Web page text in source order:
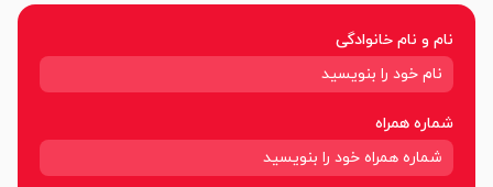
نام و نام خانوادگی
شماره همراه